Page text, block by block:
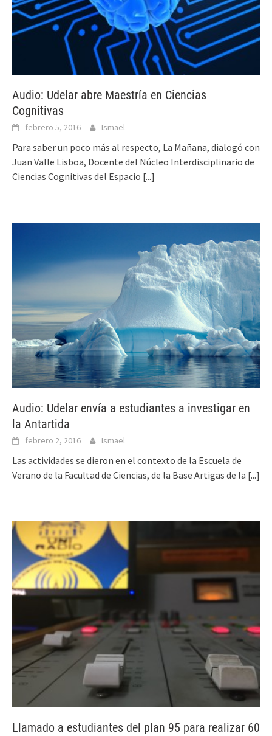
Audio: Udelar abre Maestría en Ciencias
Cognitivas
febrero 5, 2016 Ismael
Para saber un poco más al respecto, La Mañana, dialogó con
Juan Valle Lisboa, Docente del Núcleo Interdisciplinario de
Ciencias Cognitivas del Espacio [...]
Audio: Udelar envía a estudiantes a investigar en
la Antartida
febrero 2, 2016 Ismael
Las actividades se dieron en el contexto de la Escuela de
Verano de la Facultad de Ciencias, de la Base Artigas de la [...]
Llamado a estudiantes del plan 95 para realizar 60